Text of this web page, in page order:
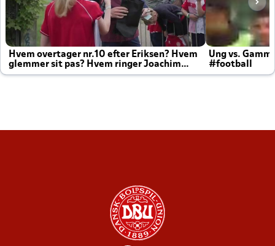
Hvem overtager nr.10 efter Eriksen? Hvem
glemmer sit pas? Hvem ringer Joachim
altid til efter kampe?
Ung vs.
#football